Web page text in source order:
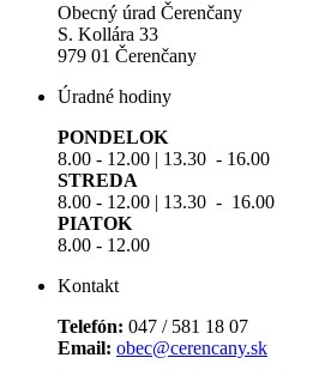
Obecný úrad Čerenčany
S. Kollára 33
979 01 Čerenčany
Úradné hodiny
PONDELOK
8.00 - 12.00 | 13.30 - 16.00
STREDA
8.00 - 12.00 | 13.30 - 16.00
PIATOK
8.00 - 12.00
Kontakt
Telefón: 047 / 581 18 07
Email: obec@cerencany.sk